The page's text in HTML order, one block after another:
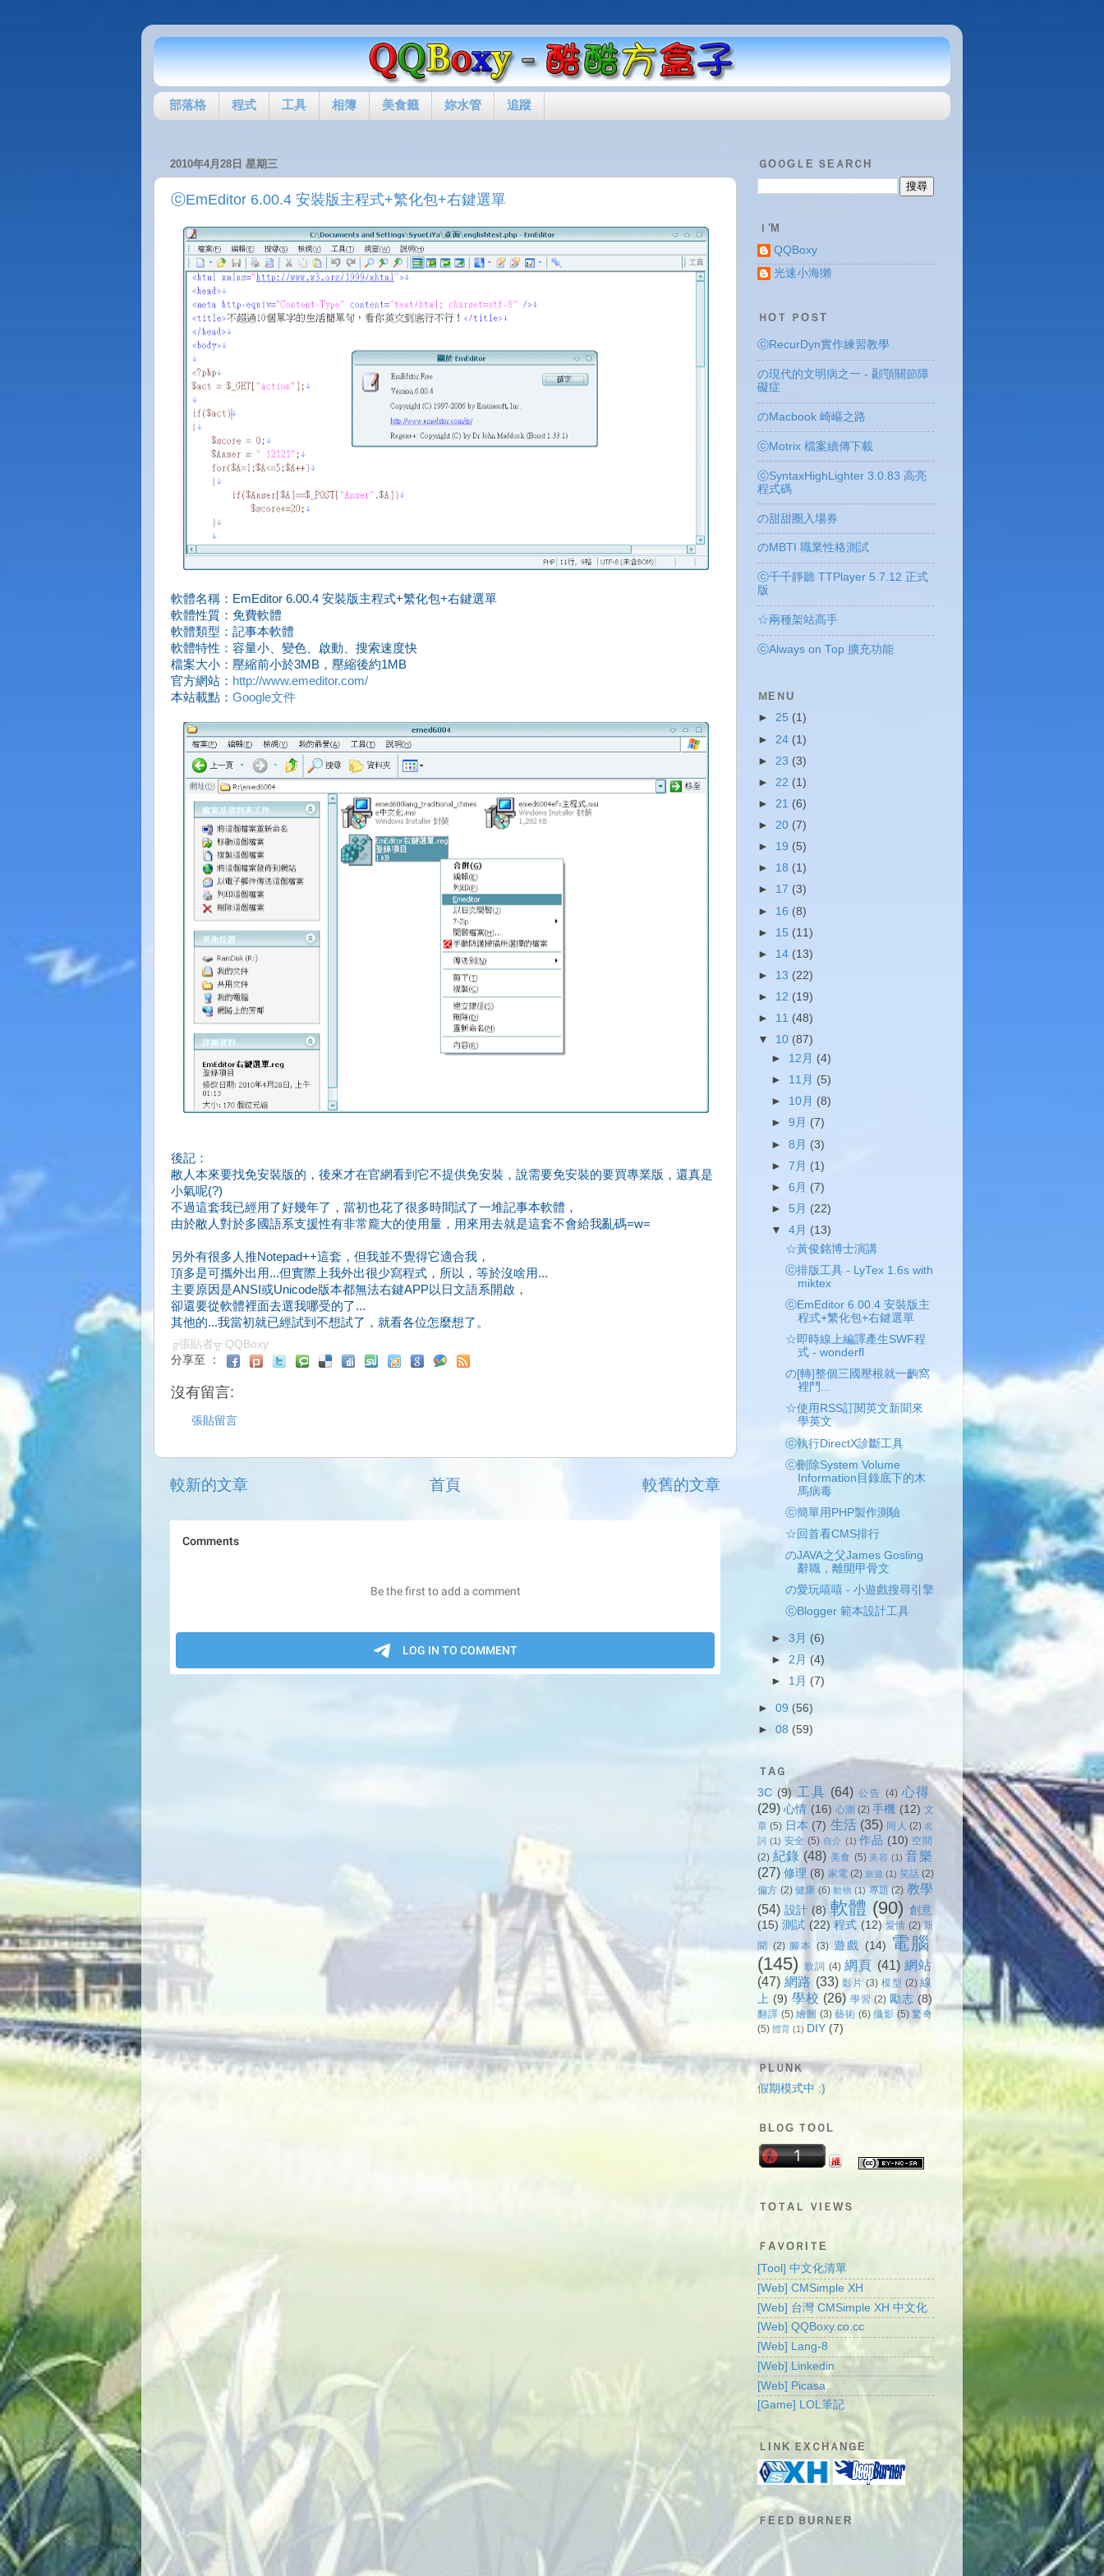
部落格 程式 工具 相簿 美食籤 妳水管 追蹤
2010年4月28日 星期三
ⓒEmEditor 6.00.4 安裝版主程式+繁化包+右鍵選單
軟體名稱：EmEditor 6.00.4 安裝版主程式+繁化包+右鍵選單
軟體性質：免費軟體
軟體類型：記事本軟體
軟體特性：容量小、變色、啟動、搜索速度快
檔案大小：壓縮前小於3MB，壓縮後約1MB
官方網站： http://www.emeditor.com/
本站載點： Google文件
後記：
敝人本來要找免安裝版的，後來才在官網看到它不提供免安裝，說需要免安裝的要買專業版，還真是
小氣呢(?)
不過這套我已經用了好幾年了，當初也花了很多時間試了一堆記事本軟體，
由於敝人對於多國語系支援性有非常龐大的使用量，用來用去就是這套不會給我亂碼=w=
另外有很多人推Notepad++這套，但我並不覺得它適合我，
頂多是可攜外出用...但實際上我外出很少寫程式，所以，等於沒啥用...
主要原因是ANSI或Unicode版本都無法右鍵APP以日文語系開啟，
卻還要從軟體裡面去選我哪受的了...
其他的...我當初就已經試到不想試了，就看各位怎麼想了。
╔張貼者╦ QQBoxy
分享至 ：
沒有留言:
張貼留言
較新的文章 較舊的文章
首頁
ＧOＯGＬE ＳEＡRＣH
Ｉ'M
QQBoxy
光速小海獺
ＨOＴ ＰOＳT
ⓒRecurDyn實作練習教學
の現代的文明病之一 - 顳顎關節障
礙症
のMacbook 崎嶇之路
ⓒMotrix 檔案續傳下載
ⓒSyntaxHighLighter 3.0.83 高亮
程式碼
の甜甜圈入場券
のMBTI 職業性格測試
ⓒ千千靜聽 TTPlayer 5.7.12 正式
版
☆兩種架站高手
ⓒAlways on Top 擴充功能
ＭEＮU
► 25 (1)
► 24 (1)
► 23 (3)
► 22 (1)
► 21 (6)
► 20 (7)
► 19 (5)
► 18 (1)
► 17 (3)
► 16 (8)
► 15 (11)
► 14 (13)
► 13 (22)
► 12 (19)
► 11 (48)
▼ 10 (87)
► 12月 (4)
► 11月 (5)
► 10月 (8)
►9月 (7)
►8月 (3)
►7月 (1)
►6月 (7)
► 5月 (22)
▼4月 (13)
☆黃俊銘博士演講
ⓒ排版工具 - LyTex 1.6s with
miktex
ⓒEmEditor 6.00.4 安裝版主
程式+繁化包+右鍵選單
☆即時線上編譯產生SWF程
式 - wonderfl
の[轉]整個三國壓根就一齣窩
裡鬥...
☆使用RSS訂閱英文新聞來
學英文
ⓒ執行DirectX診斷工具
ⓒ刪除System Volume
Information目錄底下的木
馬病毒
ⓒ簡單用PHP製作測驗
☆回首看CMS排行
のJAVA之父James Gosling
辭職，離開甲骨文
の愛玩嘻嘻 - 小遊戲搜尋引擎
ⓒBlogger 範本設計工具
►3月 (6)
►2月 (4)
► 1月 (7)
► 09 (56)
► 08 (59)
ＴAＧ
3C (9) 工具 (64) 公告 (4) 心得
(29) 心情 (16) 心測 (2) 手機 (12) 文
章 (5) 日本 (7) 生活 (35) 同人 (2) 名
詞 (1) 安全 (5) 自介 (1) 作品 (10) 空間
(2) 紀錄 (48) 美食 (5) 美容 (1) 音樂
(27) 修理 (8) 家電 (2) 旅遊 (1) 笑話 (2)
偏方 (2) 健康 (6) 動物 (1) 專題 (2) 教學
(54) 設計 (8) 軟體 (90) 創意
(15) 測試 (22) 程式 (12) 愛情 (2) 新
聞 (2) 腳本 (3) 遊戲 (14) 電腦
(145) 歌詞 (4) 網頁 (41) 網站
(47) 網路 (33) 影片 (3) 模型 (2) 線
上 (9) 學校 (26) 學習 (2) 勵志 (8)
翻譯 (5) 繪圖 (3) 藝術 (6) 攝影 (5) 驚奇
(5) 體育 (1) DIY (7)
ＰLＵNＫ
假期模式中 :)
ＢLＯG ＴOＯL
ＴOＴAＬ ＶIＥWＳ
ＦAＶOＲIＴE
[Tool] 中文化清單
[Web] CMSimple XH
[Web] 台灣 CMSimple XH 中文化
[Web] QQBoxy.co.cc
[Web] Lang-8
[Web] Linkedin
[Web] Picasa
[Game] LOL筆記
ＬIＮK ＥXＣHＡNＧE
ＦEＥD ＢUＲNＥR